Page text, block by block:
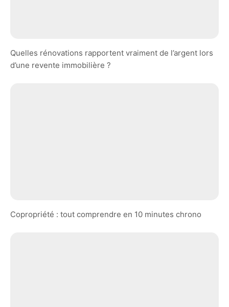
Quelles rénovations rapportent vraiment de l’argent lors
d’une revente immobilière ?
Copropriété : tout comprendre en 10 minutes chrono